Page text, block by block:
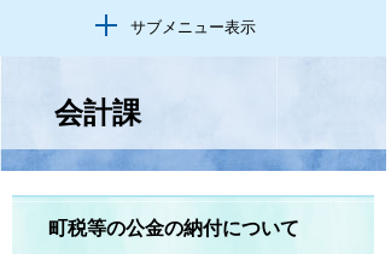
サブメニュー表示
会計課
町税等の公金の納付について